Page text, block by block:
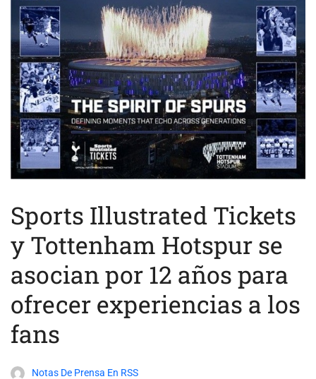
Sports Illustrated Tickets
y Tottenham Hotspur se
asocian por 12 años para
ofrecer experiencias a los
fans
Notas De Prensa En RSS